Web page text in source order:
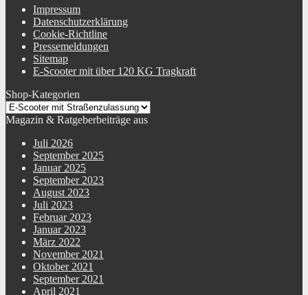
Impressum
Datenschutzerklärung
Cookie-Richtline
Pressemeldungen
Sitemap
E-Scooter mit über 120 KG Tragkraft
Shop-Kategorien
Magazin & Ratgeberbeiträge aus
Juli 2026
September 2025
Januar 2025
September 2023
August 2023
Juli 2023
Februar 2023
Januar 2023
März 2022
November 2021
Oktober 2021
September 2021
April 2021